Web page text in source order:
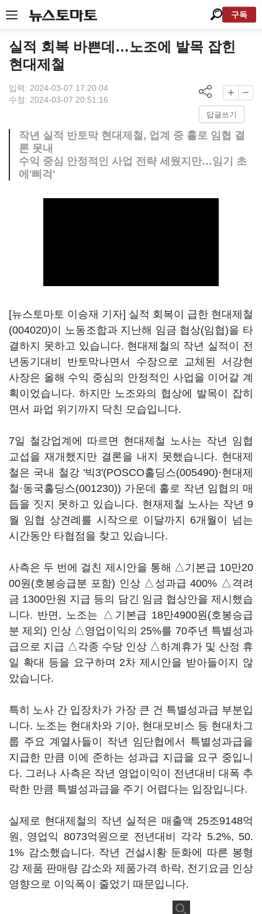
구독
실적 회복 바쁜데…노조에 발목 잡힌
현대제철
입력: 2024-03-07 17:20:04
수정: 2024-03-07 20:51:16
답글쓰기
작년 실적 반토막 현대제철, 업계 중 홀로 임협 결
론 못내
수익 중심 안정적인 사업 전략 세웠지만…임기 초
에'삐걱'
[뉴스토마토 이승재 기자] 실적 회복이 급한 현대제철
(004020)이 노동조합과 지난해 임금 협상(임협)을 타
결하지 못하고 있습니다. 현대제철의 작년 실적이 전
년동기대비 반토막나면서 수장으로 교체된 서강현
사장은 올해 수익 중심의 안정적인 사업을 이어갈 계
획이었습니다. 하지만 노조와의 협상에 발목이 잡히
면서 파업 위기까지 닥친 모습입니다.
7일 철강업계에 따르면 현대제철 노사는 작년 임협
교섭을 재개했지만 결론을 내지 못했습니다. 현대제
철은 국내 철강 '빅3'(POSCO홀딩스(005490)·현대제
철·동국홀딩스(001230)) 가운데 홀로 작년 임협의 매
듭을 짓지 못하고 있습니다. 현재제철 노사는 작년 9
월 임협 상견례를 시작으로 이달까지 6개월이 넘는
시간동안 타협점을 찾고 있습니다.
사측은 두 번에 걸친 제시안을 통해 △기본급 10만20
00원(호봉승급분 포함) 인상 △성과급 400% △격려
금 1300만원 지급 등의 담긴 임금 협상안을 제시했습
니다. 반면, 노조는 △기본급 18만4900원(호봉승급
분 제외) 인상 △영업이익의 25%를 70주년 특별성과
급으로 지급 △각종 수당 인상 △하계휴가 및 산정 휴
일 확대 등을 요구하며 2차 제시안을 받아들이지 않
았습니다.
특히 노사 간 입장차가 가장 큰 건 특별성과급 부분입
니다. 노조는 현대차와 기아, 현대모비스 등 현대차그
룹 주요 계열사들이 작년 임단협에서 특별성과급을
지급한 만큼 이에 준하는 성과급 지급을 요구 중입니
다. 그러나 사측은 작년 영업이익이 전년대비 대폭 추
락한 만큼 특별성과급을 주기 어렵다는 입장입니다.
실제로 현대제철의 작년 실적은 매출액 25조9148억
원, 영업익 8073억원으로 전년대비 각각 5.2%, 50.
1% 감소했습니다. 작년 건설시황 둔화에 따른 봉형
강 제품 판매량 감소와 제품가격 하락, 전기요금 인상
영향으로 이익폭이 줄었기 때문입니다.